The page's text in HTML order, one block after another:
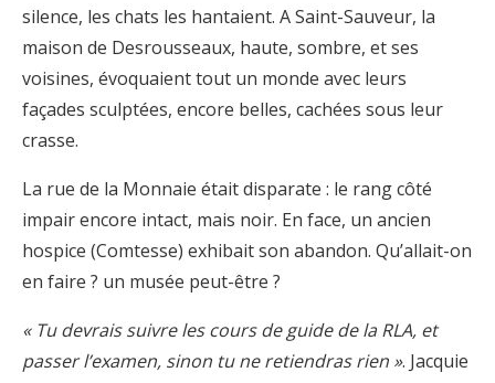
silence, les chats les hantaient. A Saint-Sauveur, la
maison de Desrousseaux, haute, sombre, et ses
voisines, évoquaient tout un monde avec leurs
façades sculptées, encore belles, cachées sous leur
crasse.
La rue de la Monnaie était disparate : le rang côté
impair encore intact, mais noir. En face, un ancien
hospice (Comtesse) exhibait son abandon. Qu’allait-on
en faire ? un musée peut-être ?
« Tu devrais suivre les cours de guide de la RLA, et
passer l’examen, sinon tu ne retiendras rien ». Jacquie